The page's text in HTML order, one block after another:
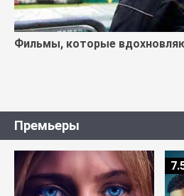
Фильмы, которые
Премьеры